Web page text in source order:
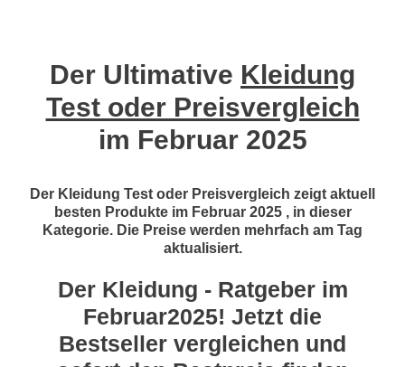
Der Ultimative Kleidung
Test oder Preisvergleich
im Februar 2025
Der Kleidung Test oder Preisvergleich zeigt aktuell
besten Produkte im Februar 2025 , in dieser
Kategorie. Die Preise werden mehrfach am Tag
aktualisiert.
Der Kleidung - Ratgeber im
Februar2025! Jetzt die
Bestseller vergleichen und